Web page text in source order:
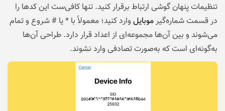
تنظیمات پنهان گوشی ارتباط برقرار کنید. تنها کافی‌ست این کدها را
در قسمت شماره‌گیرموبایل وارد کنید؛ معمولاً با * یا # شروع و تمام
می‌شوند و بین آن‌ها مجموعه‌ای از اعداد قرار دارد. طراحی آن‌ها
به‌گونه‌ای است که به‌صورت تصادفی وارد نشوند.